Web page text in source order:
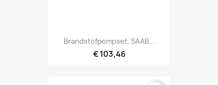
Brandstofpompset, SAAB...
€ 103,46